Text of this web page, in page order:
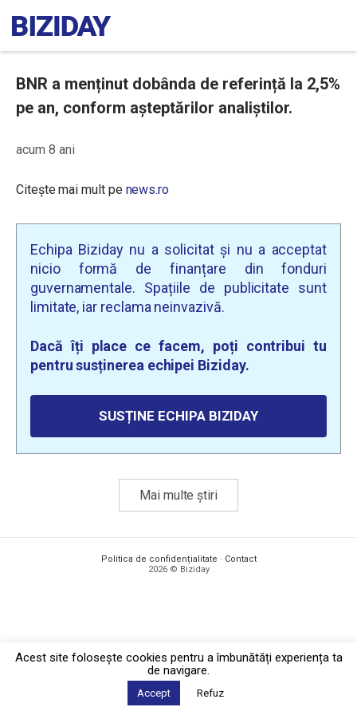
BNR a menținut dobânda de referință la 2,5%
pe an, conform așteptărilor analiștilor.
acum 8 ani
Citește mai mult pe news.ro
Echipa Biziday nu a solicitat și nu a acceptat
nicio formă de finanțare din fonduri
guvernamentale. Spațiile de publicitate sunt
limitate, iar reclama neinvazivă.
Dacă îți place ce facem, poți contribui tu
pentru susținerea echipei Biziday.
SUSȚINE ECHIPA BIZIDAY
Mai multe știri
Politica de confidențialitate · Contact
2026 © Biziday
Acest site foloseşte cookies pentru a îmbunătăți experiența ta
de navigare.
Accept Refuz